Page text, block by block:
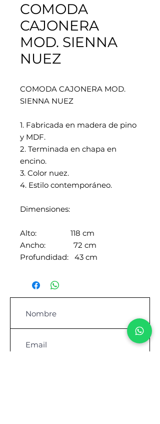
COMODA
CAJONERA
MOD. SIENNA
NUEZ
COMODA CAJONERA MOD.
SIENNA NUEZ
1. Fabricada en madera de pino
y MDF.
2. Terminada en chapa en
encino.
3. Color nuez.
4. Estilo contemporáneo.
Dimensiones:
Alto: 118 cm
Ancho: 72 cm
Profundidad: 43 cm